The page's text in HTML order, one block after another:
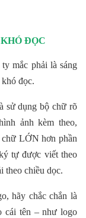
ĐỌC
mắc phải là sáng
đọc.
sử dụng bộ chữ rõ
ảnh kèm theo,
chữ LỚN hơn phần
tự được viết theo
theo chiều dọc.
hãy chắc chắn là
cái tên – như logo